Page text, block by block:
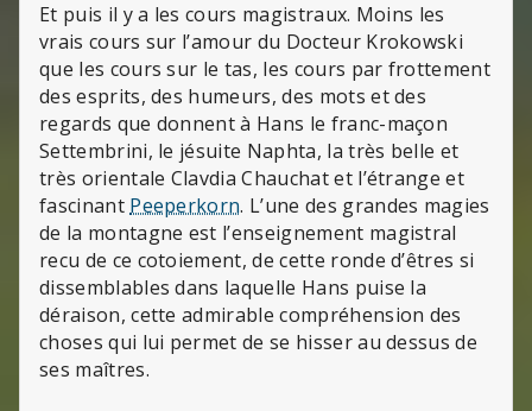
Et puis il y a les cours magistraux. Moins les
vrais cours sur l’amour du Docteur Krokowski
que les cours sur le tas, les cours par frottement
des esprits, des humeurs, des mots et des
regards que donnent à Hans le franc-maçon
Settembrini, le jésuite Naphta, la très belle et
très orientale Clavdia Chauchat et l’étrange et
fascinant Peeperkorn. L’une des grandes magies
de la montagne est l’enseignement magistral
recu de ce cotoiement, de cette ronde d’êtres si
dissemblables dans laquelle Hans puise la
déraison, cette admirable compréhension des
choses qui lui permet de se hisser au dessus de
ses maîtres.